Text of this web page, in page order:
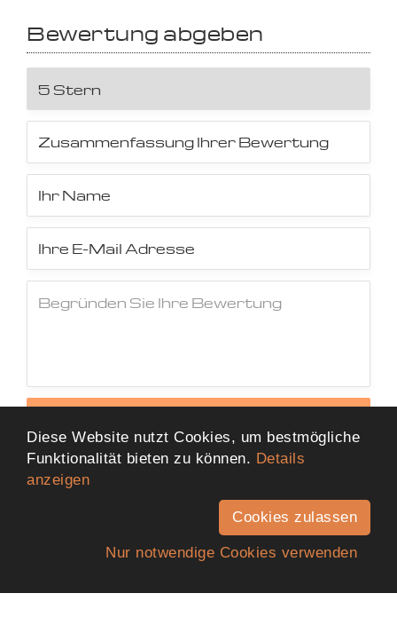
Bewertung abgeben
Diese Website nutzt Cookies, um bestmögliche
Funktionalität bieten zu können. Details
anzeigen
Cookies zulassen
Nur notwendige Cookies verwenden